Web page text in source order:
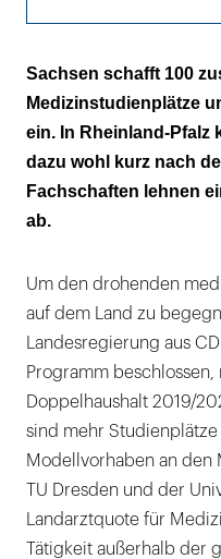
Sachsen:
und nicht-
Die
Rheinland-Pfalz:
Sachsen schafft 100
Medizinstudienplätze
ein. In Rheinland-Pfalz
dazu wohl kurz nach
Fachschaften lehnen
ab.
Um den drohenden
auf dem Land zu
Landesregierung aus
Programm
Doppelhaushalt 2019/
sind mehr Studienplätze
Modellvorhaben an den
TU Dresden und der
Landarztquote für
Tätigkeit außerhalb der